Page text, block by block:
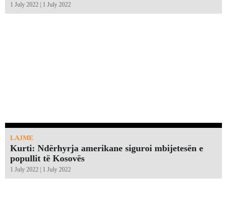
1 July 2022 | 1 July 2022
LAJME
Kurti: Ndërhyrja amerikane siguroi mbijetesën e
popullit të Kosovës
1 July 2022 | 1 July 2022